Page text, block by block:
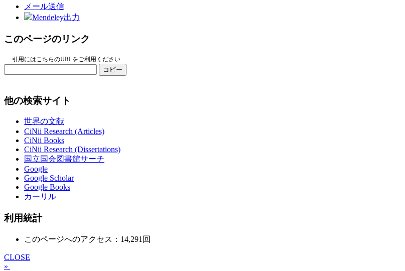
メール送信
Mendeley出力
このページのリンク
引用にはこちらのURLをご利用ください
コピー
他の検索サイト
世界の文献
CiNii Research (Articles)
CiNii Books
CiNii Research (Dissertations)
国立国会図書館サーチ
Google
Google Scholar
Google Books
カーリル
利用統計
このページへのアクセス：14,291回
CLOSE
»